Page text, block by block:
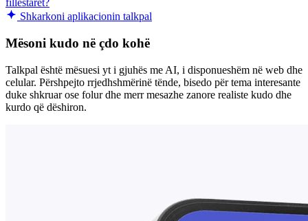
fillestarët?
Shkarkoni aplikacionin talkpal
Mësoni kudo në çdo kohë
Talkpal është mësuesi yt i gjuhës me AI, i disponueshëm në web dhe
celular. Përshpejto rrjedhshmërinë tënde, bisedo për tema interesante
duke shkruar ose folur dhe merr mesazhe zanore realiste kudo dhe
kurdo që dëshiron.